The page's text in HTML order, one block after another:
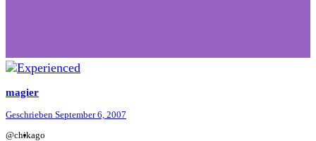
magier
Geschrieben September 6, 2007
@chikago